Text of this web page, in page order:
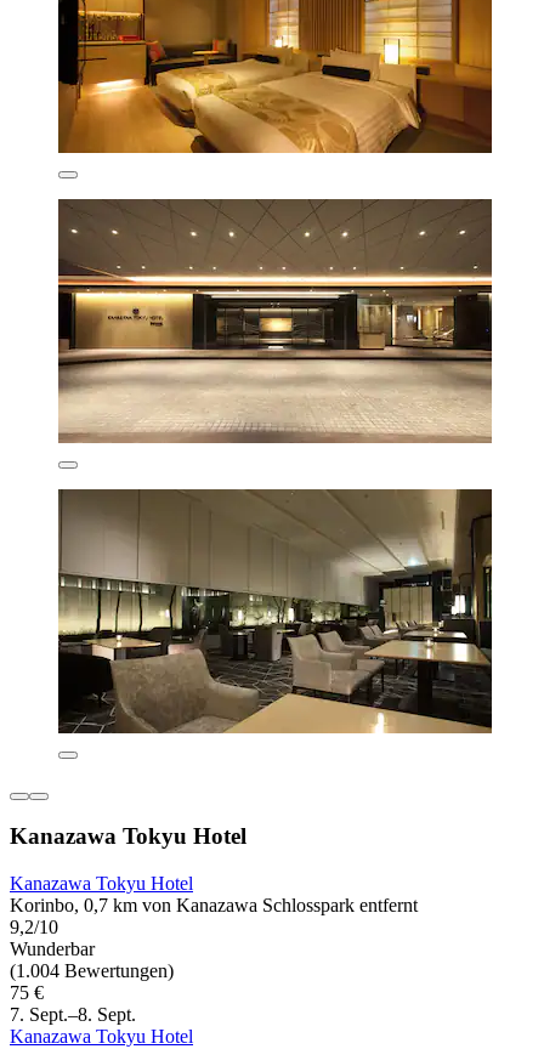
Kanazawa Tokyu Hotel
Kanazawa Tokyu Hotel
Korinbo, 0,7 km von Kanazawa Schlosspark entfernt
9,2/10
Wunderbar
(1.004 Bewertungen)
75 €
7. Sept.–8. Sept.
Kanazawa Tokyu Hotel